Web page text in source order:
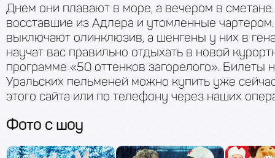
Днем они плавают в море, а вечером в
восставшие из Адлера и утомленные
выключают олинклюзив, а шенгены у них в
научат вас правильно отдыхать в новой
программе «50 оттенков загорелого». Билеты
Уральских пельменей можно купить уже
этого сайта или по телефону через наших
Фото c шоу